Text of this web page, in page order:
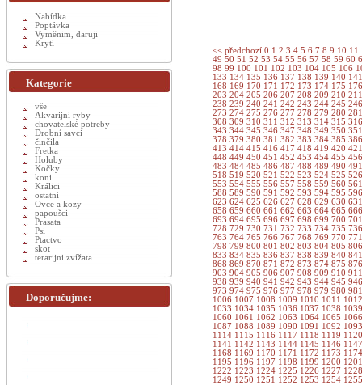
<< předchozí 0 1 2 3 4 5 6 7 8 9 10 11
49 50 51 52 53 54 55 56 57 58 59 60
98 99 100 101 102 103 104 105 106
133 134 135 136 137 138 139 140
168 169 170 171 172 173 174 175
203 204 205 206 207 208 209 210
238 239 240 241 242 243 244 245
273 274 275 276 277 278 279 280
308 309 310 311 312 313 314 315
343 344 345 346 347 348 349 350
378 379 380 381 382 383 384 385
413 414 415 416 417 418 419 420
448 449 450 451 452 453 454 455
483 484 485 486 487 488 489 490
518 519 520 521 522 523 524 525
553 554 555 556 557 558 559 560
588 589 590 591 592 593 594 595
623 624 625 626 627 628 629 630
658 659 660 661 662 663 664 665
693 694 695 696 697 698 699 700
728 729 730 731 732 733 734 735
763 764 765 766 767 768 769 770
798 799 800 801 802 803 804 805
833 834 835 836 837 838 839 840
868 869 870 871 872 873 874 875
903 904 905 906 907 908 909 910
938 939 940 941 942 943 944 945
973 974 975 976 977 978 979 980
1006 1007 1008 1009 1010 1011
1033 1034 1035 1036 1037 1038
1060 1061 1062 1063 1064 1065
1087 1088 1089 1090 1091 1092
1114 1115 1116 1117 1118 1119
1141 1142 1143 1144 1145 1146
1168 1169 1170 1171 1172 1173
1195 1196 1197 1198 1199 1200
1222 1223 1224 1225 1226 1227
1249 1250 1251 1252 1253 1254
Nabídka
Poptávka
Vyměnim, daruji
Krytí
Kategorie
vše
Akvarijní ryby
chovatelské potreby
Drobní savci
činčila
Fretka
Holuby
Kočky
koni
Králici
ostatní
Ovce a kozy
papoušci
Prasata
Psi
Ptactvo
skot
terarijni zvížata
Doporučujme: